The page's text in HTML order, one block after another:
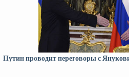
Путин проводит переговоры с